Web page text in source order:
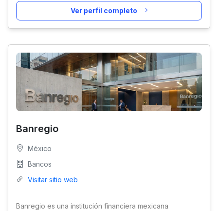
Ver perfil completo
Banregio
México
Bancos
Visitar sitio web
Banregio es una institución financiera mexicana